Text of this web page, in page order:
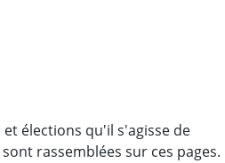
élections qu'il s'agisse de
rassemblées sur ces pages.